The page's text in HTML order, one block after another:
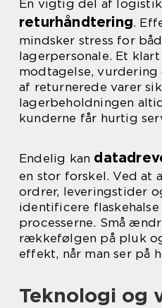
En vigtig del af
returhåndtering.
mindsker stress for
lagerpersonale. Et
modtagelse,
af returnerede varer
lagerbeholdningen
kunderne får hurtig
Endelig kan
en stor forskel. Ved at
ordrer, leveringstider
identificere
processerne. Små
rækkefølgen på pluk
effekt, når man ser på
Teknologi